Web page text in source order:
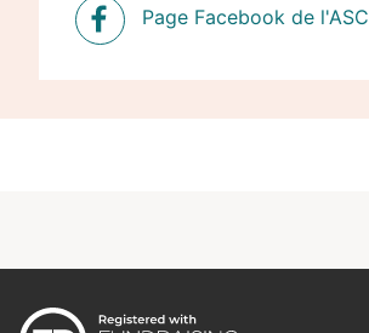
Page Facebook de l'ASC